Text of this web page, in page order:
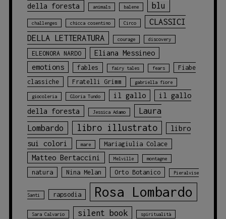
della foresta animals balene blu
challenges chicca cosentino Circo
CLASSICI
DELLA LETTERATURA
courage discovery
ELEONORA NARDO
Eliana Messineo
emotions
fables fairy tales fears
Fiabe
classiche
Fratelli Grimm gabriella fiore
giocoleria Gloria Tundo il gallo
il gallo
della foresta
Jessica Adamo
Laura
Lombardo
libro illustrato
libro
sui colori
mare Mariagiulia Colace
Matteo Bertaccini Melville montagne
natura Nina Melan Orto Botanico Pieralvise
Santi rapsodia Rosa Lombardo
Sara Calvario silent book spiritualità